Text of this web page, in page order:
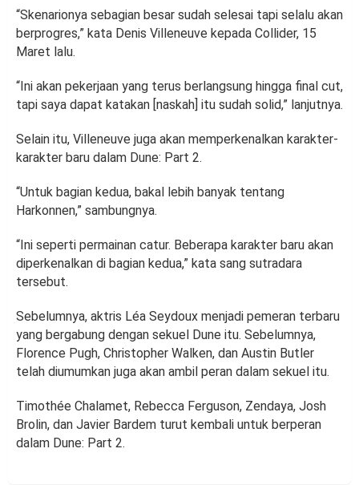
“Skenarionya sebagian besar sudah selesai tapi selalu akan
berprogres,” kata Denis Villeneuve kepada Collider, 15
Maret lalu.
“Ini akan pekerjaan yang terus berlangsung hingga final cut,
tapi saya dapat katakan [naskah] itu sudah solid,” lanjutnya.
Selain itu, Villeneuve juga akan memperkenalkan karakter-
karakter baru dalam Dune: Part 2.
“Untuk bagian kedua, bakal lebih banyak tentang
Harkonnen,” sambungnya.
“Ini seperti permainan catur. Beberapa karakter baru akan
diperkenalkan di bagian kedua,” kata sang sutradara
tersebut.
Sebelumnya, aktris Léa Seydoux menjadi pemeran terbaru
yang bergabung dengan sekuel Dune itu. Sebelumnya,
Florence Pugh, Christopher Walken, dan Austin Butler
telah diumumkan juga akan ambil peran dalam sekuel itu.
Timothée Chalamet, Rebecca Ferguson, Zendaya, Josh
Brolin, dan Javier Bardem turut kembali untuk berperan
dalam Dune: Part 2.